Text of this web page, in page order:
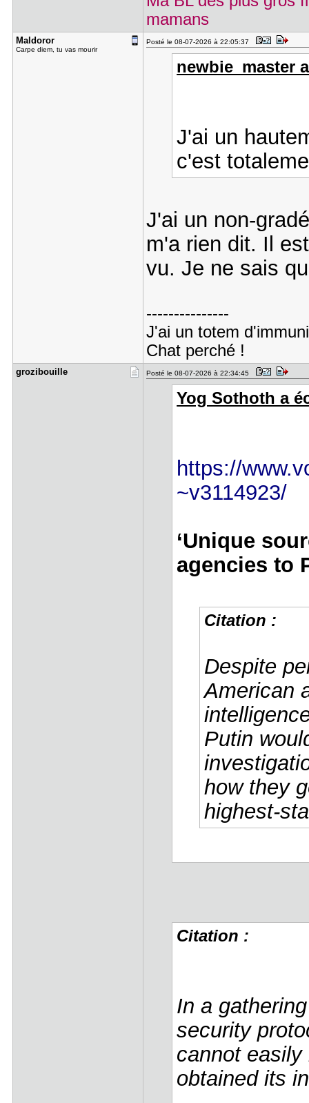
mamans
Maldoror
Carpe diem, tu vas mourir
Posté le 08-07-2026 à 22:05:37
newbie_master
J'ai un
c'est
J'ai un non-
m'a rien dit. Il
vu. Je ne sais
---------------
J'ai un totem
Chat perché !
grozibouil​le Posté le 08-07-2026 à 22:34:45
Yog Sothoth a
https://
~v3114923/
‘Unique
agencies to
Citation :
Despite
American
Putin
how they
highest-
Citation :
In a
security
cannot
obtained its